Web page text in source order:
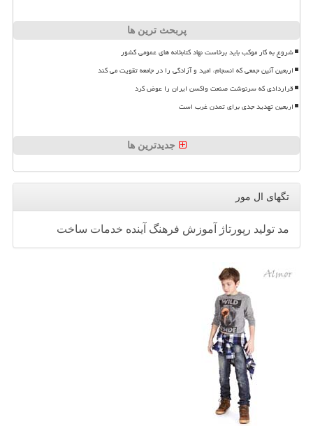
پربحث ترین ها
شروع به کار موکب باید برخاست نهاد کتابخانه های عمومی کشور
اربعین آئین جمعی که انسجام، امید و آزادگی را در جامعه تقویت می کند
قراردادی که سرنوشت صنعت واکسن ایران را عوض کرد
اربعین تهدید جدی برای تمدن غرب است
جدیدترین ها
تگهای ال مور
مد تولید رپورتاژ آموزش فرهنگ آینده خدمات ساخت